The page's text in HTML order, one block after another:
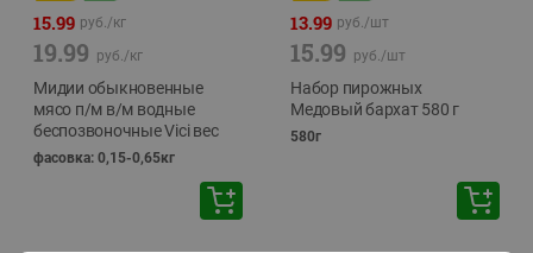
15.99 руб./кг
19.99 руб./кг
Мидии обыкновенные
мясо п/м в/м водные
беспозвоночные Vici вес
фасовка: 0,15-0,65кг
13.99 руб./шт
15.99 руб./шт
Набор пирожных
Медовый бархат 580 г
580г